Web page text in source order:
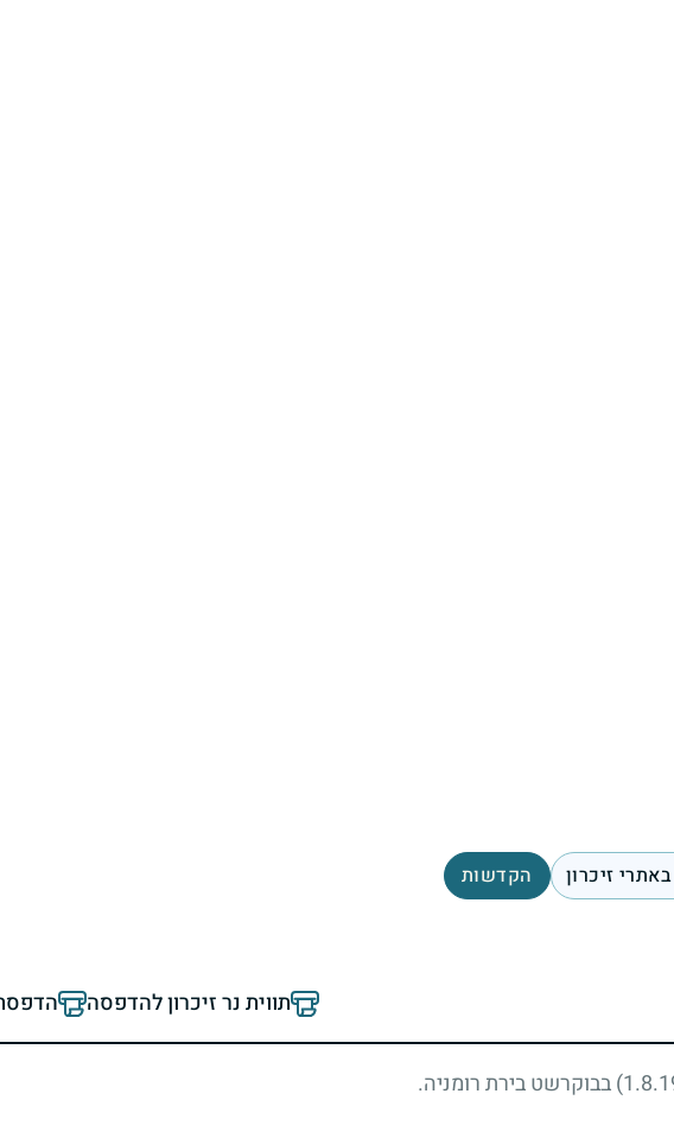
זיכרון הקדשות
תווית נר זיכרון להדפסה
בבוקרשט בירת רומניה.